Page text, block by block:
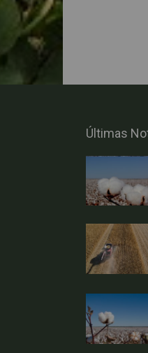
Últimas